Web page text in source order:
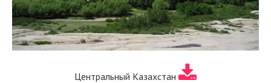
Центральный Казахстан